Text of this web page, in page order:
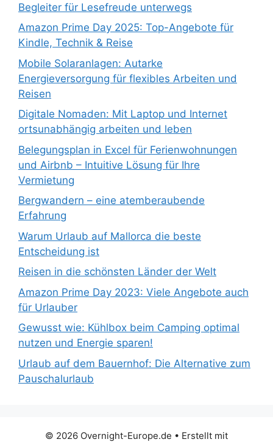
Begleiter für Lesefreude unterwegs
Amazon Prime Day 2025: Top-Angebote für
Kindle, Technik & Reise
Mobile Solaranlagen: Autarke
Energieversorgung für flexibles Arbeiten und
Reisen
Digitale Nomaden: Mit Laptop und Internet
ortsunabhängig arbeiten und leben
Belegungsplan in Excel für Ferienwohnungen
und Airbnb – Intuitive Lösung für Ihre
Vermietung
Bergwandern – eine atemberaubende
Erfahrung
Warum Urlaub auf Mallorca die beste
Entscheidung ist
Reisen in die schönsten Länder der Welt
Amazon Prime Day 2023: Viele Angebote auch
für Urlauber
Gewusst wie: Kühlbox beim Camping optimal
nutzen und Energie sparen!
Urlaub auf dem Bauernhof: Die Alternative zum
Pauschalurlaub
© 2026 Overnight-Europe.de • Erstellt mit